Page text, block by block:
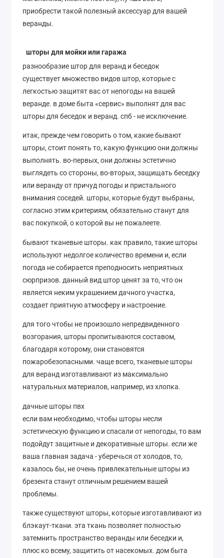
приобрести такой полезный аксессуар для вашей
веранды.
шторы для мойки или гаража
разнообразие штор для веранд и беседок
существует множество видов штор, которые с
легкостью защитят вас от непогоды на вашей
веранде. в доме быта «сервис» выполнят для вас
шторы для беседок и веранд. спб - не исключение.
итак, прежде чем говорить о том, какие бывают
шторы, стоит понять то, какую функцию они должны
выполнять. во-первых, они должны эстетично
выглядеть со стороны, во-вторых, защищать беседку
или веранду от причуд погоды и пристального
внимания соседей. шторы, которые будут выбраны,
согласно этим критериям, обязательно станут для
вас покупкой, о которой вы не пожалеете.
бывают тканевые шторы. как правило, такие шторы
используют недолгое количество времени и, если
погода не собирается преподносить неприятных
сюрпризов. данный вид штор ценят за то, что он
является неким украшением дачного участка,
создает приятную атмосферу и настроение.
для того чтобы не произошло непредвиденного
возгорания, шторы пропитываются составом,
благодаря которому, они становятся
пожаробезопасными. чаще всего, тканевые шторы
для веранд изготавливают из максимально
натуральных материалов, например, из хлопка.
дачные шторы пвх
если вам необходимо, чтобы шторы несли
эстетическую функцию и спасали от непогоды, то вам
подойдут защитные и декоративные шторы. если же
ваша главная задача - уберечься от холодов, то,
казалось бы, не очень привлекательные шторы из
брезента станут отличным решением вашей
проблемы.
также существуют шторы, которые изготавливают из
блэкаут-ткани. эта ткань позволяет полностью
затемнить пространство веранды или беседки и,
плюс ко всему, защитить от насекомых. дом быта